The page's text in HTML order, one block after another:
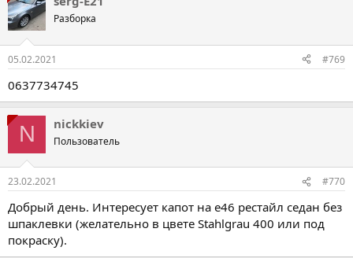
Разборка
05.02.2021 #769
0637734745
N nickkiev
Пользователь
23.02.2021 #770
Добрый день. Интересует капот на е46 рестайл седан без
шпаклевки (желательно в цвете Stahlgrau 400 или под
покраску).